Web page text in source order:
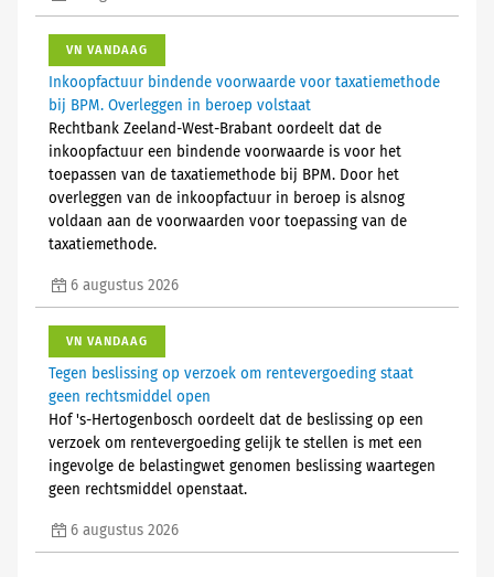
VN VANDAAG
Inkoopfactuur bindende voorwaarde voor taxatiemethode
bij BPM. Overleggen in beroep volstaat
Rechtbank Zeeland-West-Brabant oordeelt dat de
inkoopfactuur een bindende voorwaarde is voor het
toepassen van de taxatiemethode bij BPM. Door het
overleggen van de inkoopfactuur in beroep is alsnog
voldaan aan de voorwaarden voor toepassing van de
taxatiemethode.
6 augustus 2026
VN VANDAAG
Tegen beslissing op verzoek om rentevergoeding staat
geen rechtsmiddel open
Hof 's-Hertogenbosch oordeelt dat de beslissing op een
verzoek om rentevergoeding gelijk te stellen is met een
ingevolge de belastingwet genomen beslissing waartegen
geen rechtsmiddel openstaat.
6 augustus 2026